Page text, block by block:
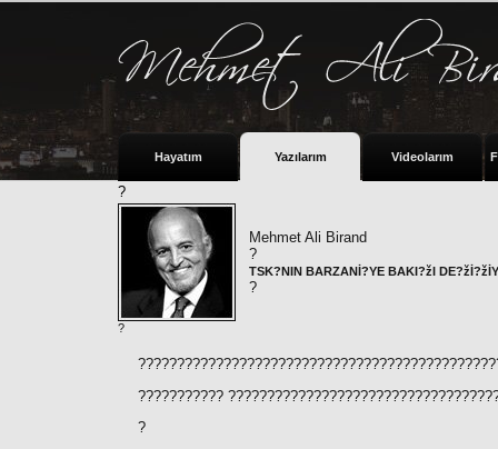
Hayatım Yazılarım Videolarım
?
Mehmet Ali Birand
?
TSK?NIN BARZANİ?YE BAKI?žI
?
?
???????????
?